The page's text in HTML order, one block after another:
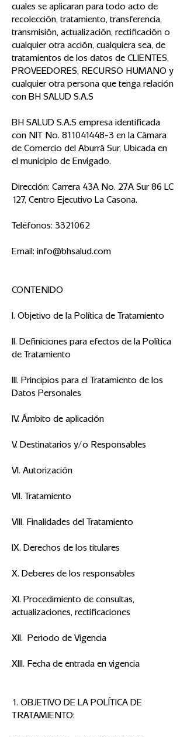
cuales se aplicaran para todo acto de
recolección, tratamiento, transferencia,
transmisión, actualización, rectificación o
cualquier otra acción, cualquiera sea, de
tratamientos de los datos de CLIENTES,
PROVEEDORES, RECURSO HUMANO y
cualquier otra persona que tenga relación
con BH SALUD S.A.S
BH SALUD S.A.S empresa identificada
con NIT No. 811041448-3 en la Cámara
de Comercio del Aburrá Sur, Ubicada en
el municipio de Envigado.
Dirección: Carrera 43A No. 27A Sur 86 LC
127, Centro Ejecutivo La Casona.
Teléfonos: 3321062
Email: info@bhsalud.com
CONTENIDO
I. Objetivo de la Política de Tratamiento
II. Definiciones para efectos de la Política
de Tratamiento
III. Principios para el Tratamiento de los
Datos Personales
IV. Ámbito de aplicación
V. Destinatarios y/o Responsables
VI. Autorización
VII. Tratamiento
VIII. Finalidades del Tratamiento
IX. Derechos de los titulares
X. Deberes de los responsables
XI. Procedimiento de consultas,
actualizaciones, rectificaciones
XII. Periodo de Vigencia
XIII. Fecha de entrada en vigencia
1. OBJETIVO DE LA POLÍTICA DE
TRATAMIENTO: